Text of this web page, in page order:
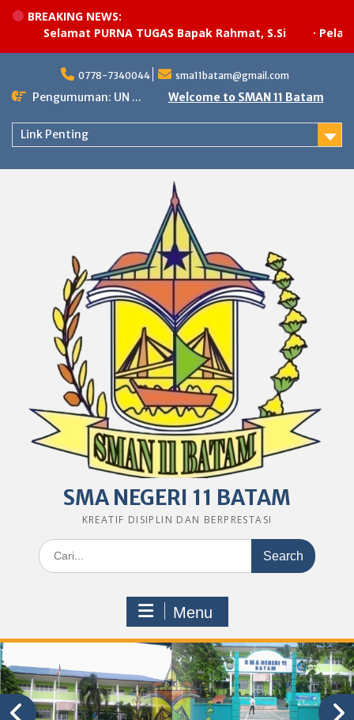
BREAKING NEWS:
Selamat PURNA TUGAS Bapak Rahmat, S.Si
content
0778-7340044 sma11batam@gmail.com
Pengumuman: UN ... Welcome to SMAN 11 Batam
Link Penting
SMA NEGERI 11 BATAM
KREATIF DISIPLIN DAN BERPRESTASI
Search
for:
Menu